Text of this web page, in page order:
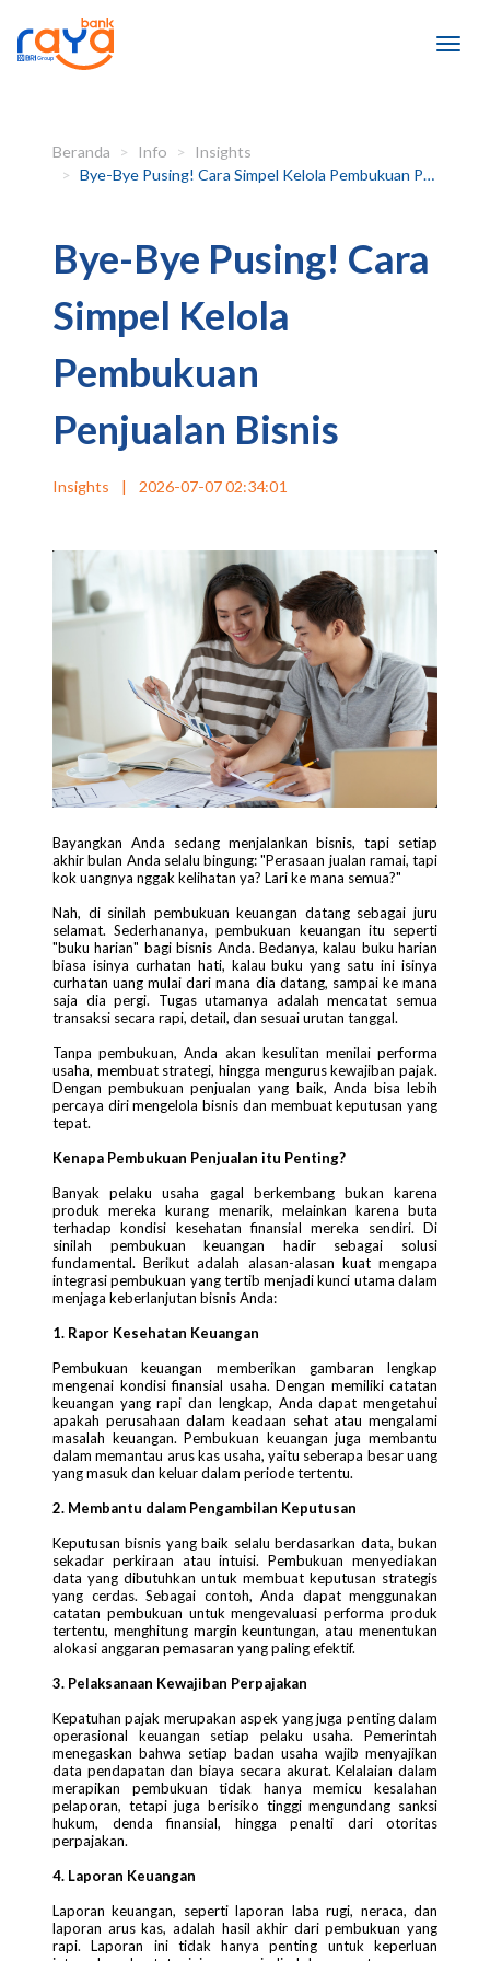
Beranda Info
Insights
Bye-Bye Pusing! Cara Simpel Kelola Pembukuan Penjualan Bisnis
Bye-Bye Pusing! Cara
Simpel Kelola
Pembukuan
Penjualan Bisnis
Insights | 2026-07-07 02:34:01
Bayangkan Anda sedang menjalankan bisnis, tapi setiap
akhir bulan Anda selalu bingung: "Perasaan jualan ramai, tapi
kok uangnya nggak kelihatan ya? Lari ke mana semua?"
Nah, di sinilah pembukuan keuangan datang sebagai juru
selamat. Sederhananya, pembukuan keuangan itu seperti
"buku harian" bagi bisnis Anda. Bedanya, kalau buku harian
biasa isinya curhatan hati, kalau buku yang satu ini isinya
curhatan uang mulai dari mana dia datang, sampai ke mana
saja dia pergi. Tugas utamanya adalah mencatat semua
transaksi secara rapi, detail, dan sesuai urutan tanggal.
Tanpa pembukuan, Anda akan kesulitan menilai performa
usaha, membuat strategi, hingga mengurus kewajiban pajak.
Dengan pembukuan penjualan yang baik, Anda bisa lebih
percaya diri mengelola bisnis dan membuat keputusan yang
tepat.
Kenapa Pembukuan Penjualan itu Penting?
Banyak pelaku usaha gagal berkembang bukan karena
produk mereka kurang menarik, melainkan karena buta
terhadap kondisi kesehatan finansial mereka sendiri. Di
sinilah pembukuan keuangan hadir sebagai solusi
fundamental. Berikut adalah alasan-alasan kuat mengapa
integrasi pembukuan yang tertib menjadi kunci utama dalam
menjaga keberlanjutan bisnis Anda:
1. Rapor Kesehatan Keuangan
Pembukuan keuangan memberikan gambaran lengkap
mengenai kondisi finansial usaha. Dengan memiliki catatan
keuangan yang rapi dan lengkap, Anda dapat mengetahui
apakah perusahaan dalam keadaan sehat atau mengalami
masalah keuangan. Pembukuan keuangan juga membantu
dalam memantau arus kas usaha, yaitu seberapa besar uang
yang masuk dan keluar dalam periode tertentu.
2. Membantu dalam Pengambilan Keputusan
Keputusan bisnis yang baik selalu berdasarkan data, bukan
sekadar perkiraan atau intuisi. Pembukuan menyediakan
data yang dibutuhkan untuk membuat keputusan strategis
yang cerdas. Sebagai contoh, Anda dapat menggunakan
catatan pembukuan untuk mengevaluasi performa produk
tertentu, menghitung margin keuntungan, atau menentukan
alokasi anggaran pemasaran yang paling efektif.
3. Pelaksanaan Kewajiban Perpajakan
Kepatuhan pajak merupakan aspek yang juga penting dalam
operasional keuangan setiap pelaku usaha. Pemerintah
menegaskan bahwa setiap badan usaha wajib menyajikan
data pendapatan dan biaya secara akurat. Kelalaian dalam
merapikan pembukuan tidak hanya memicu kesalahan
pelaporan, tetapi juga berisiko tinggi mengundang sanksi
hukum, denda finansial, hingga penalti dari otoritas
perpajakan.
4. Laporan Keuangan
Laporan keuangan, seperti laporan laba rugi, neraca, dan
laporan arus kas, adalah hasil akhir dari pembukuan yang
rapi. Laporan ini tidak hanya penting untuk keperluan